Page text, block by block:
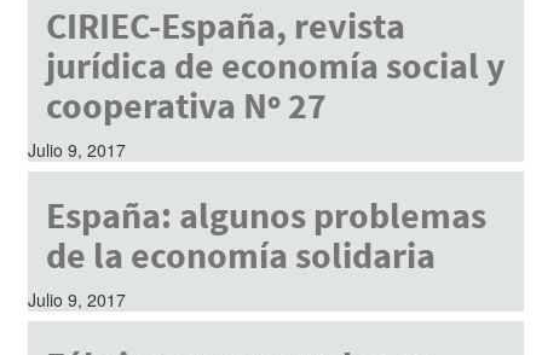
CIRIEC-España, revista
jurídica de economía social y
cooperativa Nº 27
Julio 9, 2017
España: algunos problemas
de la economía solidaria
Julio 9, 2017